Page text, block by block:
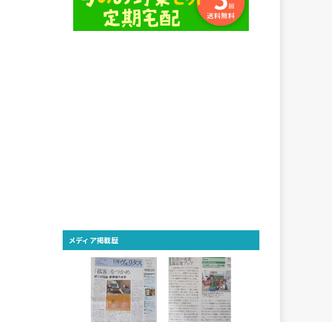
メディア掲載歴